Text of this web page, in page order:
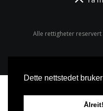
Alle rettigheter
Dette nettstedet
Ålreit!